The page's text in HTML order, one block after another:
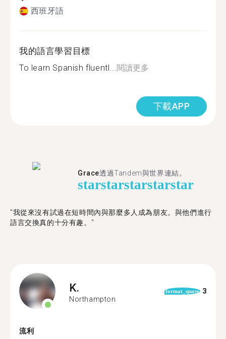
西班牙語
我的語言學習目標
To learn Spanish fluentl...閱讀更多
下載APP
Grace透過Tandem與世界連結。
starstarstarstarstar
"我從來沒有試過在短時間內與那麼多人成為朋友。與他們進行
語言交換真的十分有趣。"
K.
Northampton
format_quote 3
流利